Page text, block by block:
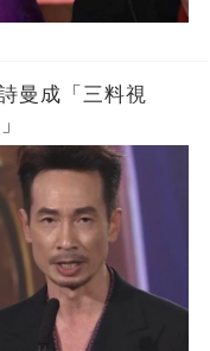
曼成「三料視